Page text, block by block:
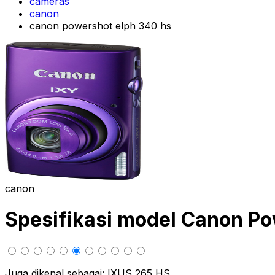
canon
canon powershot elph 340 hs
canon
Spesifikasi model Canon